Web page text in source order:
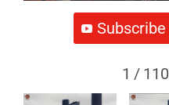
1 / 110